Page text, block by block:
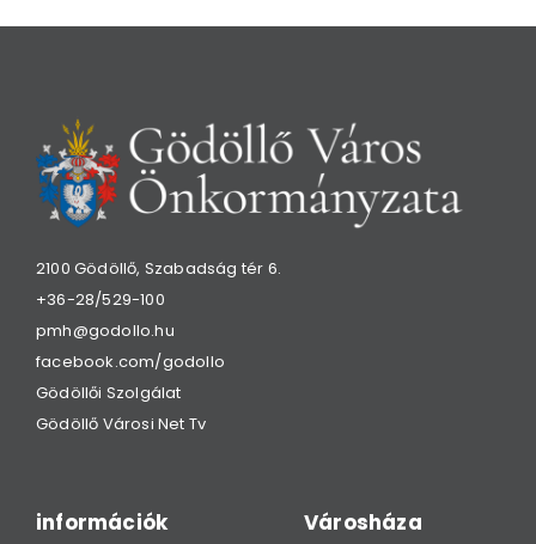
2100 Gödöllő, Szabadság tér 6.
+36-28/529-100
pmh@godollo.hu
facebook.com/godollo
Gödöllői Szolgálat
Gödöllő Városi Net Tv
információk Városháza